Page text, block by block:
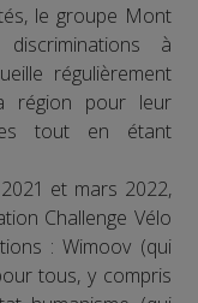
le groupe Mont
à
régulièrement
région pour leur
tout en étant
et mars 2022,
Challenge Vélo
: Wimoov (qui
tous, y compris